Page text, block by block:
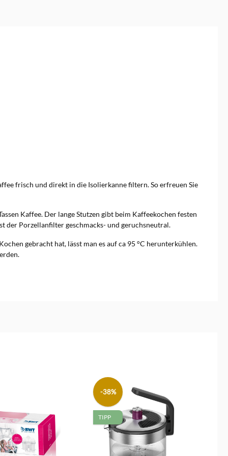
frisch und direkt in die Isolierkanne filtern. So erfreuen Sie
Kaffee. Der lange Stutzen gibt beim Kaffeekochen festen
der Porzellanfilter geschmacks- und geruchsneutral.
gebracht hat, lässt man es auf ca 95 °C herunterkühlen.
-38%
TIPP